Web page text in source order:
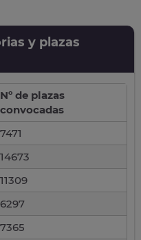
y plazas
Nº de plazas
convocadas
7471
14673
11309
6297
7365